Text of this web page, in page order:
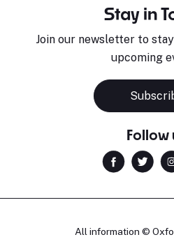
Stay in
Join our newsletter to
upcoming
Follow
All information ©